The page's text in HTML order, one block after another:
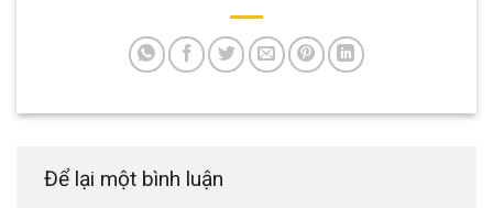
Để lại một bình luận